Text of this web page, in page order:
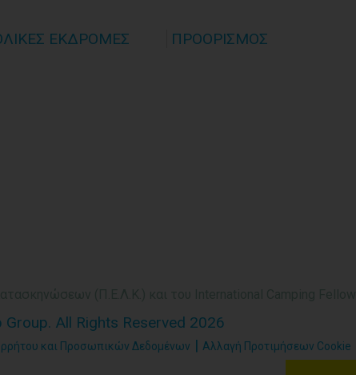
ΕΚΔΡΟΜΕΣ ΠΡΟΟΡΙΣΜΟΣ
All Rights Reserved 2026
και Προσωπικών Δεδομένων | Αλλαγή Προτιμήσεων Cookie